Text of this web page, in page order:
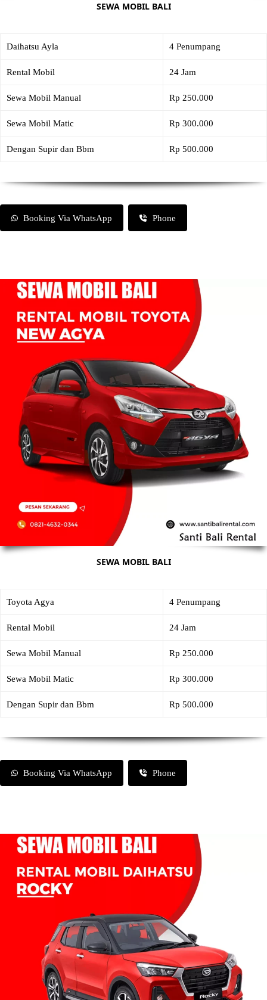
SEWA MOBIL BALI
Daihatsu Ayla 4 Penumpang
Rental Mobil 24 Jam
Sewa Mobil Manual Rp 250.000
Sewa Mobil Matic Rp 300.000
Dengan Supir dan Bbm Rp 500.000
Booking Via WhatsApp Phone
SEWA MOBIL BALI
Toyota Agya 4 Penumpang
Rental Mobil 24 Jam
Sewa Mobil Manual Rp 250.000
Sewa Mobil Matic Rp 300.000
Dengan Supir dan Bbm Rp 500.000
Booking Via WhatsApp Phone